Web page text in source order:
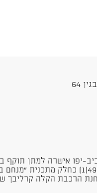
64
הרכבת הקלה קרליבך